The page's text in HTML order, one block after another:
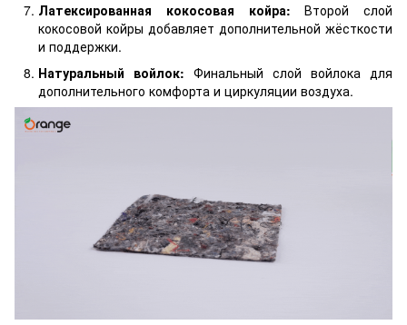
Латексированная кокосовая койра: Второй слой
кокосовой койры добавляет дополнительной жёсткости
и поддержки.
Натуральный войлок: Финальный слой войлока для
дополнительного комфорта и циркуляции воздуха.